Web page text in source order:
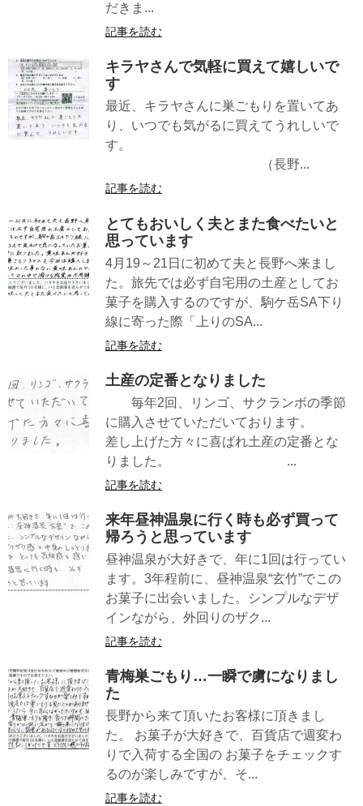
だきま...
記事を読む
キラヤさんで気軽に買えて嬉しいで
す
最近、キラヤさんに巣ごもりを置いてあ
り、いつでも気がるに買えてうれしいで
す。
（長野...
記事を読む
とてもおいしく夫とまた食べたいと
思っています
4月19～21日に初めて夫と長野へ来まし
た。旅先では必ず自宅用の土産としてお
菓子を購入するのですが、駒ケ岳SA下り
線に寄った際「上りのSA...
記事を読む
土産の定番となりました
毎年2回、リンゴ、サクランボの季節
に購入させていただいております。
差し上げた方々に喜ばれ土産の定番とな
りました。 ...
記事を読む
来年昼神温泉に行く時も必ず買って
帰ろうと思っています
昼神温泉が大好きで、年に1回は行ってい
ます。3年程前に、昼神温泉“玄竹”でこの
お菓子に出会いました。シンプルなデザ
インながら、外回りのザク...
記事を読む
青梅巣ごもり…一瞬で虜になりまし
た
長野から来て頂いたお客様に頂きまし
た。 お菓子が大好きで、百貨店で週変わ
りで入荷する全国の お菓子をチェックす
るのが楽しみですが、そ...
記事を読む